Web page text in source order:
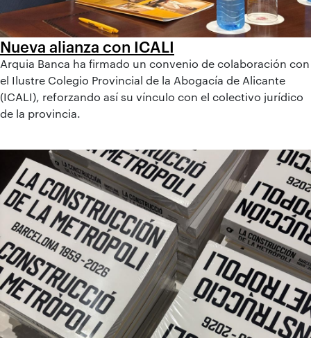
Nueva alianza con ICALI
Arquia Banca ha firmado un convenio de colaboración con
el Ilustre Colegio Provincial de la Abogacía de Alicante
(ICALI), reforzando así su vínculo con el colectivo jurídico
de la provincia.